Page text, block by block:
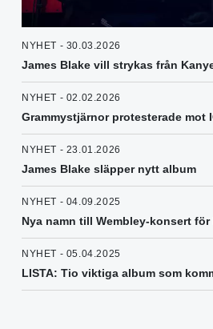
NYHET - 30.03.2026
James Blake vill strykas från
NYHET - 02.02.2026
Grammystjärnor protesterade mot
NYHET - 23.01.2026
James Blake släpper nytt album
NYHET - 04.09.2025
Nya namn till Wembley-konsert för
NYHET - 05.04.2025
LISTA: Tio viktiga album som